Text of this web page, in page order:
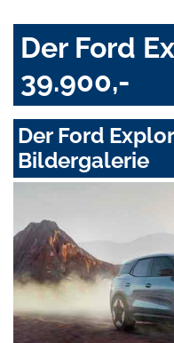
Der Ford
39.900,-
Der Ford
Bildergalerie